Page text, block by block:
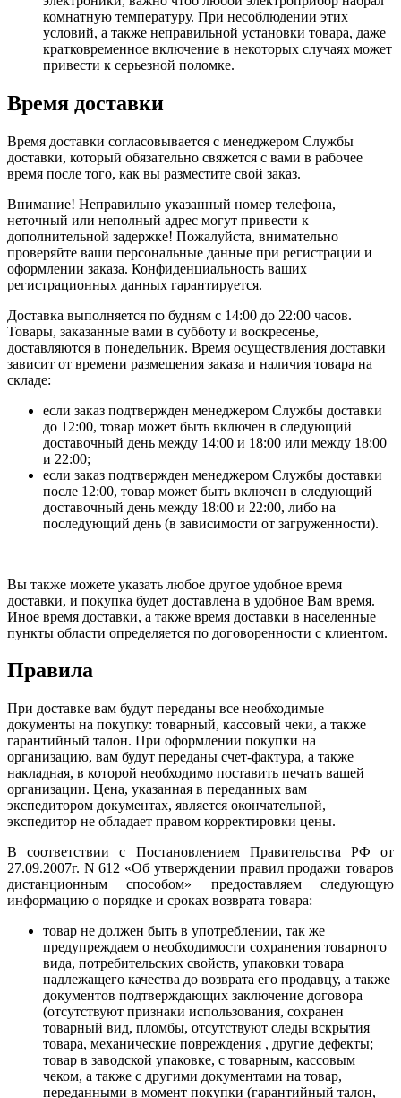
комнатную температуру. При несоблюдении этих
условий, а также неправильной установки товара, даже
кратковременное включение в некоторых случаях может
привести к серьезной поломке.
Время доставки
Время доставки согласовывается с менеджером Службы
доставки, который обязательно свяжется с вами в рабочее
время после того, как вы разместите свой заказ.
Внимание! Неправильно указанный номер телефона,
неточный или неполный адрес могут привести к
дополнительной задержке! Пожалуйста, внимательно
проверяйте ваши персональные данные при регистрации и
оформлении заказа. Конфиденциальность ваших
регистрационных данных гарантируется.
Доставка выполняется по будням с 14:00 до 22:00 часов.
Товары, заказанные вами в субботу и воскресенье,
доставляются в понедельник. Время осуществления доставки
зависит от времени размещения заказа и наличия товара на
складе:
если заказ подтвержден менеджером Службы доставки
до 12:00, товар может быть включен в следующий
доставочный день между 14:00 и 18:00 или между 18:00
и 22:00;
если заказ подтвержден менеджером Службы доставки
после 12:00, товар может быть включен в следующий
доставочный день между 18:00 и 22:00, либо на
последующий день (в зависимости от загруженности).
Вы также можете указать любое другое удобное время
доставки, и покупка будет доставлена в удобное Вам время.
Иное время доставки, а также время доставки в населенные
пункты области определяется по договоренности с клиентом.
Правила
При доставке вам будут переданы все необходимые
документы на покупку: товарный, кассовый чеки, а также
гарантийный талон. При оформлении покупки на
организацию, вам будут переданы счет-фактура, а также
накладная, в которой необходимо поставить печать вашей
организации. Цена, указанная в переданных вам
экспедитором документах, является окончательной,
экспедитор не обладает правом корректировки цены.
В соответствии с Постановлением Правительства РФ от
27.09.2007г. N 612 «Об утверждении правил продажи товаров
дистанционным способом» предоставляем следующую
информацию о порядке и сроках возврата товара:
товар не должен быть в употреблении, так же
предупреждаем о необходимости сохранения товарного
вида, потребительских свойств, упаковки товара
надлежащего качества до возврата его продавцу, а также
документов подтверждающих заключение договора
(отсутствуют признаки использования, сохранен
товарный вид, пломбы, отсутствуют следы вскрытия
товара, механические повреждения , другие дефекты;
товар в заводской упаковке, с товарным, кассовым
чеком, а также с другими документами на товар,
переданными в момент покупки (гарантийный талон,